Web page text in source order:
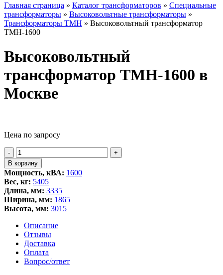
Главная страница » Каталог трансформаторов » Специальные
трансформаторы » Высоковольтные трансформаторы »
Трансформаторы ТМН » Высоковольтный трансформатор
ТМН-1600
Высоковольтный
трансформатор ТМН-1600 в
Москве
Цена по запросу
-
Количество
товара
Высоковольтный
трансформатор
ТМН-1600
+
В корзину
Мощность, кВА: 1600
Вес, кг: 5405
Длина, мм: 3335
Ширина, мм: 1865
Высота, мм: 3015
Описание
Отзывы
Доставка
Оплата
Вопрос/ответ